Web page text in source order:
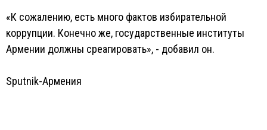
«К сожалению, есть много фактов избирательной
коррупции. Конечно же, государственные институты
Армении должны среагировать», - добавил он.
Sputnik-Армения